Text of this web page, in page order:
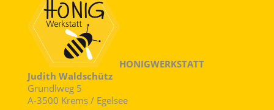
HONIGWERKSTATT
Judith Waldschütz
Gründlweg 5
A-3500 Krems / Egelsee